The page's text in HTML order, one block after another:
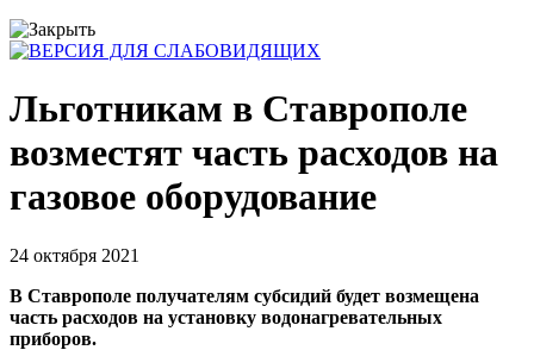
Льготникам в Ставрополе
возместят часть расходов на
газовое оборудование
24 октября 2021
В Ставрополе получателям субсидий будет возмещена
часть расходов на установку водонагревательных
приборов.